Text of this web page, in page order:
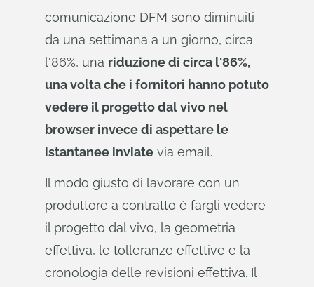
comunicazione DFM sono diminuiti
da una settimana a un giorno, circa
l'86%, una riduzione di circa l'86%,
una volta che i fornitori hanno potuto
vedere il progetto dal vivo nel
browser invece di aspettare le
istantanee inviate via email.
Il modo giusto di lavorare con un
produttore a contratto è fargli vedere
il progetto dal vivo, la geometria
effettiva, le tolleranze effettive e la
cronologia delle revisioni effettiva. Il